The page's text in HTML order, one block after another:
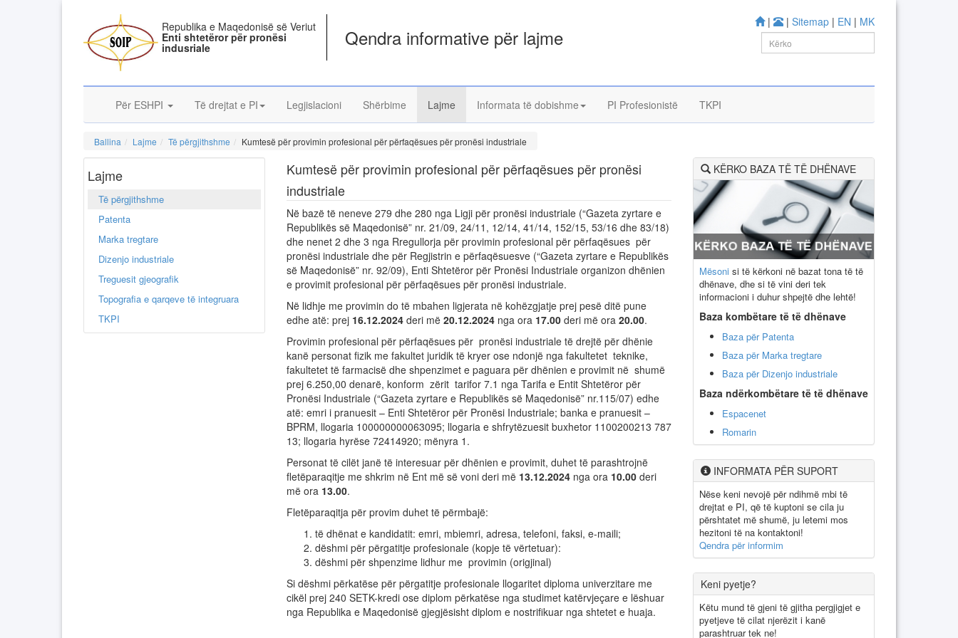
| | Sitemap | EN | MK
Republika e Maqedonisë së Veriut
Enti shtetëror për pronësi
indusriale Qendra informative për lajme
Për ESHPI Të drejtat e PI Legjislacioni Shërbime Lajme Informata të dobishme PI Profesionistë TKPI
Ballina Lajme Të përgjithshme Kumtesë për provimin profesional për përfaqësues për pronësi industriale
Lajme
Të përgjithshme
Patenta
Marka tregtare
Dizenjo industriale
Treguesit gjeografik
Topografia e qarqeve të integruara
TKPI
Kumtesë për provimin profesional për përfaqësues për pronësi
industriale
Në bazë të neneve 279 dhe 280 nga Ligji për pronësi industriale (“Gazeta zyrtare e
Republikës së Maqedonisë” nr. 21/09, 24/11, 12/14, 41/14, 152/15, 53/16 dhe 83/18)
dhe nenet 2 dhe 3 nga Rregullorja për provimin profesional për përfaqësues për
pronësi industriale dhe për Regjistrin e përfaqësuesve (“Gazeta zyrtare e Republikës
së Maqedonisë” nr. 92/09), Enti Shtetëror për Pronësi Industriale organizon dhënien
e provimit profesional për përfaqësues për pronësi industriale.
Në lidhje me provimin do të mbahen ligjerata në kohëzgjatje prej pesë ditë pune
edhe atë: prej 16.12.2024 deri më 20.12.2024 nga ora 17.00 deri më ora 20.00.
Provimin profesional për përfaqësues për pronësi industriale të drejtë për dhënie
kanë personat fizik me fakultet juridik të kryer ose ndonjë nga fakultetet teknike,
fakultetet të farmacisë dhe shpenzimet e paguara për dhënien e provimit në shumë
prej 6.250,00 denarë, konform zërit tarifor 7.1 nga Tarifa e Entit Shtetëror për
Pronësi Industriale (“Gazeta zyrtare e Republikës së Maqedonisë” nr.115/07) edhe
atë: emri i pranuesit – Enti Shtetëror për Pronësi Industriale; banka e pranuesit –
BPRM, llogaria 100000000063095; llogaria e shfrytëzuesit buxhetor 1100200213 787
13; llogaria hyrëse 72414920; mënyra 1.
Personat të cilët janë të interesuar për dhënien e provimit, duhet të parashtrojnë
fletëparaqitje me shkrim në Ent më së voni deri më 13.12.2024 nga ora 10.00 deri
më ora 13.00.
Fletëparaqitja për provim duhet të përmbajë:
të dhënat e kandidatit: emri, mbiemri, adresa, telefoni, faksi, e-maili;
dëshmi për përgatitje profesionale (kopje të vërtetuar):
dëshmi për shpenzime lidhur me provimin (origjinal)
Si dëshmi përkatëse për përgatitje profesionale llogaritet diploma univerzitare me
cikël prej 240 SETK-kredi ose diplom përkatëse nga studimet katërvjeçare e lëshuar
nga Republika e Maqedonisë gjegjësisht diplom e nostrifikuar nga shtetet e huaja.
KËRKO BAZA TË TË DHËNAVE
Mësoni si të kërkoni në bazat tona të të
dhënave, dhe si të vini deri tek
informacioni i duhur shpejtë dhe lehtë!
Baza kombëtare të të dhënave
Baza për Patenta
Baza për Marka tregtare
Baza për Dizenjo industriale
Baza ndërkombëtare të të dhënave
Espacenet
Romarin
INFORMATA PËR SUPORT
Nëse keni nevojë për ndihmë mbi të
drejtat e PI, që të kuptoni se cila ju
përshtatet më shumë, ju letemi mos
hezitoni të na kontaktoni!
Qendra për informim
Keni pyetje?
Këtu mund të gjeni të gjitha pergjigjet e
pyetjeve të cilat njerëzit i kanë
parashtruar tek ne!